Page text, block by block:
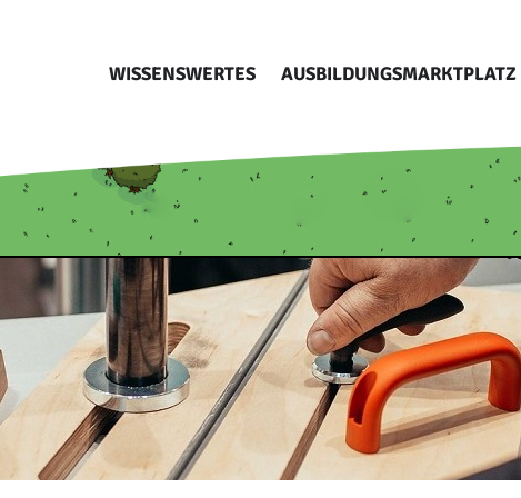
WISSENSWERTES AUSBILDUNGSMARKTPLATZ